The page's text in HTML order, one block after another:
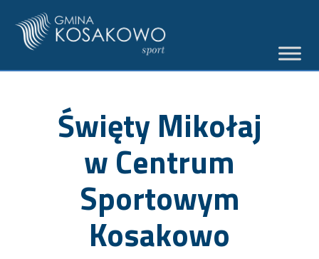
Święty Mikołaj
w Centrum
Sportowym
Kosakowo